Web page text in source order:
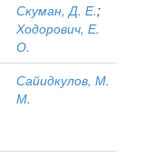
Скуман, Д. Е.;
Ходорович, Е.
О.
Сайидкулов, М.
М.